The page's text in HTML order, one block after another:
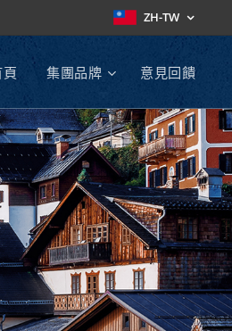
ZH-TW
集團品牌 意見回饋